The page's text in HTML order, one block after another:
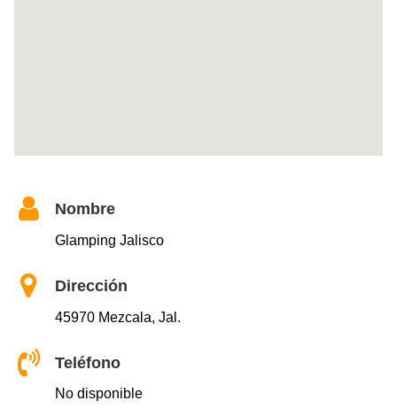
Nombre
Glamping Jalisco
Dirección
45970 Mezcala, Jal.
Teléfono
No disponible